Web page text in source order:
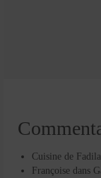
Cuisine de Fadila
Françoise dans